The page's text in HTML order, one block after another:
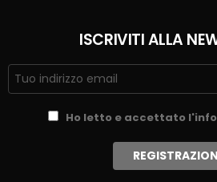
ISCRIVITI ALLA
Ho letto e accettato